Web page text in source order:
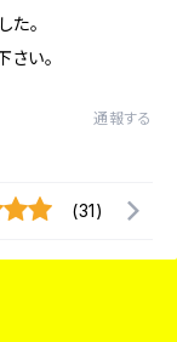
た。
い。
通報する
(31)